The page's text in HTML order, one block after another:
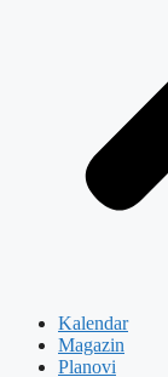
Kalendar
Magazin
Planovi